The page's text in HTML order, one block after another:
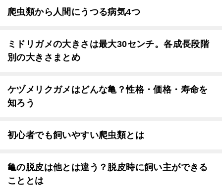
爬虫類から人間にうつる病気4つ
ミドリガメの大きさは最大30センチ。各成長段階
別の大きさまとめ
ケヅメリクガメはどんな亀？性格・価格・寿命を
知ろう
初心者でも飼いやすい爬虫類とは
亀の脱皮は他とは違う？脱皮時に飼い主ができる
こととは